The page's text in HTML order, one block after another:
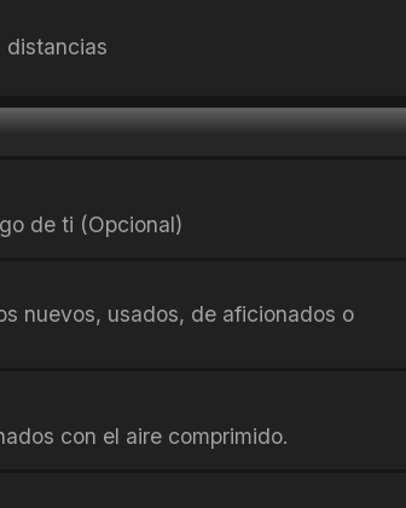
distancias
de ti (Opcional)
nuevos, usados, de aficionados o
con el aire comprimido.